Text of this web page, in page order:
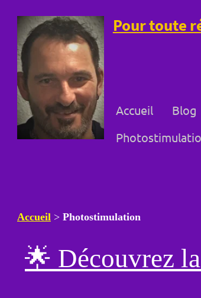
Pour toute
Accueil Blog
Accueil > Photostimulation
🌟 Découvrez